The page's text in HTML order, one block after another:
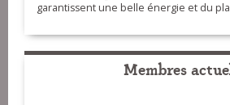
garantissent une belle énergie et du
Membres